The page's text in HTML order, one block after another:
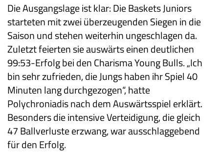
Die Ausgangslage ist klar: Die Baskets Juniors
starteten mit zwei überzeugenden Siegen in die
Saison und stehen weiterhin ungeschlagen da.
Zuletzt feierten sie auswärts einen deutlichen
99:53-Erfolg bei den Charisma Young Bulls. „Ich
bin sehr zufrieden, die Jungs haben ihr Spiel 40
Minuten lang durchgezogen“, hatte
Polychroniadis nach dem Auswärtsspiel erklärt.
Besonders die intensive Verteidigung, die gleich
47 Ballverluste erzwang, war ausschlaggebend
für den Erfolg.